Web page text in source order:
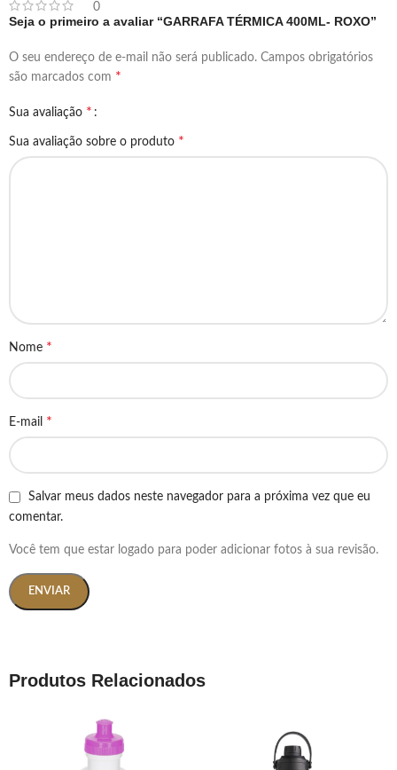
0
Seja o primeiro a avaliar “GARRAFA TÉRMICA 400ML- ROXO”
O seu endereço de e-mail não será publicado. Campos obrigatórios
são marcados com *
Sua avaliação *
Sua avaliação sobre o produto *
Nome *
E-mail *
Salvar meus dados neste navegador para a próxima vez que eu
comentar.
Você tem que estar logado para poder adicionar fotos à sua revisão.
Produtos Relacionados